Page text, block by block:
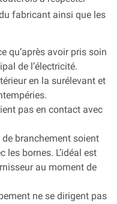
fabricant ainsi que les
qu’après avoir pris soin
de l’électricité.
en la surélevant et
pas en contact avec
branchement soient
les bornes. L’idéal est
au moment de
ne se dirigent pas